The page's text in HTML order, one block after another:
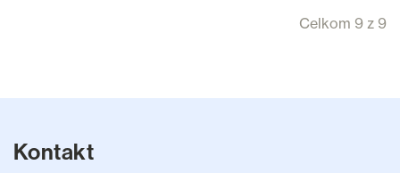
Celkom 9 z 9
Kontakt